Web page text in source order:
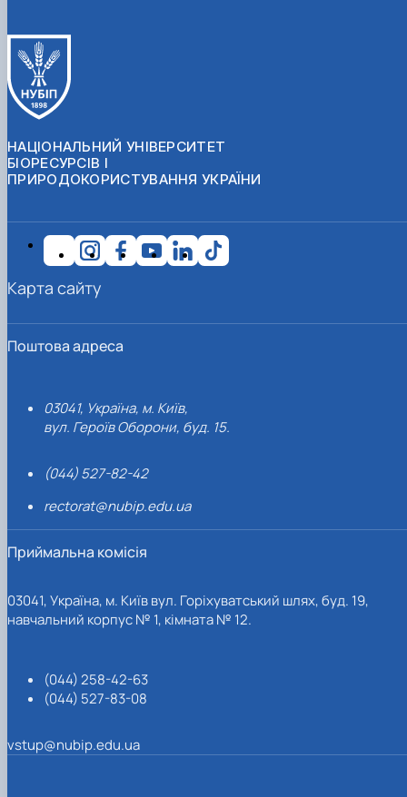
НАЦІОНАЛЬНИЙ УНІВЕРСИТЕТ
БІОРЕСУРСІВ І
ПРИРОДОКОРИСТУВАННЯ УКРАЇНИ
Поштова адреса
03041, Україна, м. Київ,
вул. Героїв Оборони, буд. 15.
(044) 527-82-42
rectorat@nubip.edu.ua
Приймальна комісія
03041, Україна, м. Київ вул. Горіхуватський шлях, буд. 19,
навчальний корпус № 1, кімната № 12.
(044) 258-42-63
(044) 527-83-08
vstup@nubip.edu.ua
Карта сайту